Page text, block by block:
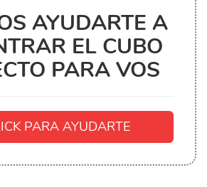
AYUDARTE A
EL CUBO
PARA VOS
PARA AYUDARTE